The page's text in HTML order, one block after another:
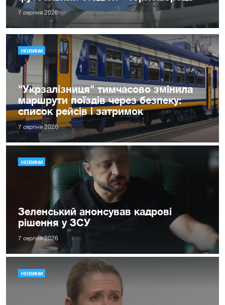
7 серпня 2026
НОВИНИ
"Укрзалізниця" тимчасово змінила
маршрути поїздів через безпеку:
список рейсів і затримок
7 серпня 2026
НОВИНИ
Зеленський анонсував кадрові
рішення у ЗСУ
7 серпня 2026
НОВИНИ